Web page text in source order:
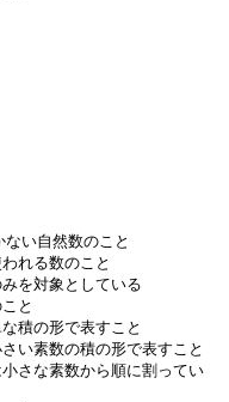
い自然数のこと
れる数のこと
を対象としている
と
積の形で表すこと
い素数の積の形で表すこと
さな素数から順に割ってい